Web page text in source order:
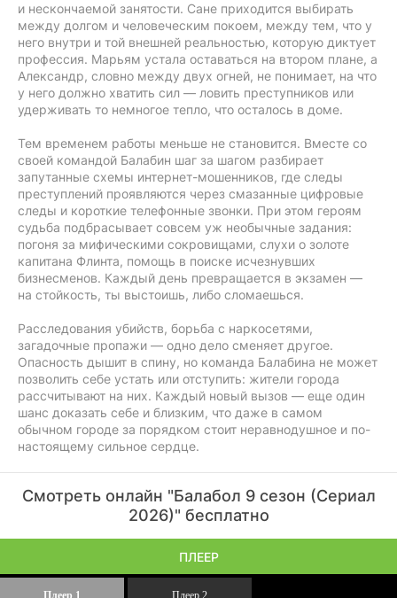
и нескончаемой занятости. Сане приходится выбирать
между долгом и человеческим покоем, между тем, что у
него внутри и той внешней реальностью, которую диктует
профессия. Марьям устала оставаться на втором плане, а
Александр, словно между двух огней, не понимает, на что
у него должно хватить сил — ловить преступников или
удерживать то немногое тепло, что осталось в доме.
Тем временем работы меньше не становится. Вместе со
своей командой Балабин шаг за шагом разбирает
запутанные схемы интернет-мошенников, где следы
преступлений проявляются через смазанные цифровые
следы и короткие телефонные звонки. При этом героям
судьба подбрасывает совсем уж необычные задания:
погоня за мифическими сокровищами, слухи о золоте
капитана Флинта, помощь в поиске исчезнувших
бизнесменов. Каждый день превращается в экзамен —
на стойкость, ты выстоишь, либо сломаешься.
Расследования убийств, борьба с наркосетями,
загадочные пропажи — одно дело сменяет другое.
Опасность дышит в спину, но команда Балабина не может
позволить себе устать или отступить: жители города
рассчитывают на них. Каждый новый вызов — еще один
шанс доказать себе и близким, что даже в самом
обычном городе за порядком стоит неравнодушное и по-
настоящему сильное сердце.
Смотреть онлайн "Балабол 9 сезон (Сериал
2026)" бесплатно
ПЛЕЕР
Плеер 1 Плеер 2